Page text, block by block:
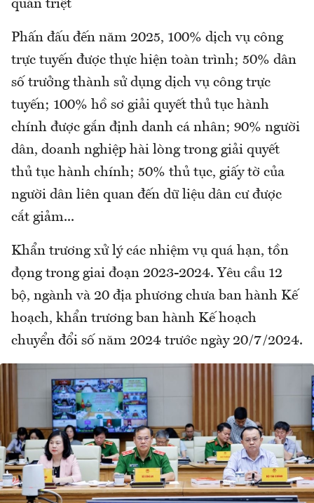
quán triệt
Phấn đấu đến năm 2025, 100% dịch vụ công
trực tuyến được thực hiện toàn trình; 50% dân
số trưởng thành sử dụng dịch vụ công trực
tuyến; 100% hồ sơ giải quyết thủ tục hành
chính được gắn định danh cá nhân; 90% người
dân, doanh nghiệp hài lòng trong giải quyết
thủ tục hành chính; 50% thủ tục, giấy tờ của
người dân liên quan đến dữ liệu dân cư được
cắt giảm...
Khẩn trương xử lý các nhiệm vụ quá hạn, tồn
đọng trong giai đoạn 2023-2024. Yêu cầu 12
bộ, ngành và 20 địa phương chưa ban hành Kế
hoạch, khẩn trương ban hành Kế hoạch
chuyển đổi số năm 2024 trước ngày 20/7/2024.